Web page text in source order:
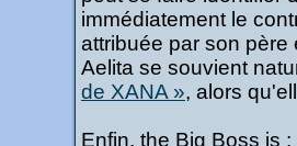
immédiatement le
attribuée par son père
Aelita se souvient
de XANA », alors
Enfin, the Big Boss is